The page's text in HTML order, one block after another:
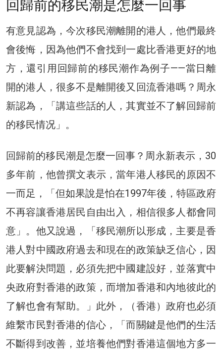
回歸前的移民潮是怎麼一回事
有意見認為，今次移民潮離開的港人，他們最終
會後悔，因為他們不會找到一處比香港更好的地
方，還引用回歸前的移民潮作為例子——當日離
開的港人，很多不是離開後又回流香港嗎？周永
新認為，「講這些話的人，其實並不了解回歸前
的移民情况」。
回歸前的移民潮是怎麼一回事？周永新表示，30
多年前，他曾撰文表示，當年港人移民的原因不
一而足，「但如果說是怕在1997年後，特區政府
不再容讓香港居民自由出入，相信很多人都會同
意」。他又說過，「移民潮所以形成，主要是香
港人對中國政府過去和現在的政策缺乏信心，因
此要解決問題，必須先把中國建設好，並落實中
央政府對香港的政策，而增加香港和內地彼此的
了解也會有幫助。」此外，（香港）政府也必須
維繫市民對香港的信心，「而關鍵是他們的生活
不斷得到改善，並培養他們對香港這個地方多一